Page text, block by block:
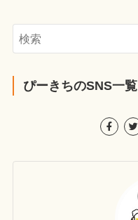
ぴーきちのSNS一覧